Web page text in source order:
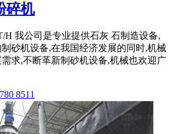
碎机
H 我公司是专业提供石灰 石制造设备,
砂机设备,在我国经济发展的同时,机械
求,不断革新制砂机设备,机械也欢迎广
8511